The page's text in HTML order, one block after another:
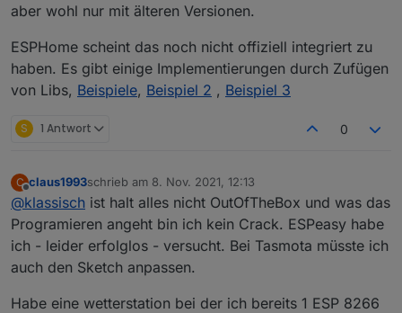
aber wohl nur mit älteren Versionen.
ESPHome scheint das noch nicht offiziell integriert zu
haben. Es gibt einige Implementierungen durch Zufügen
von Libs, Beispiele, Beispiel 2 , Beispiel 3
S 1 Antwort 0
C
Offline
claus1993schrieb am 8. Nov. 2021, 12:13
zuletzt editiert von
@klassisch ist halt alles nicht OutOfTheBox und was das
Programieren angeht bin ich kein Crack. ESPeasy habe
ich - leider erfolglos - versucht. Bei Tasmota müsste ich
auch den Sketch anpassen.
Habe eine wetterstation bei der ich bereits 1 ESP 8266